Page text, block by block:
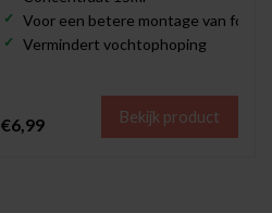
Voor een betere montage van folie
Vermindert vochtophoping
€6,99 Bekijk product